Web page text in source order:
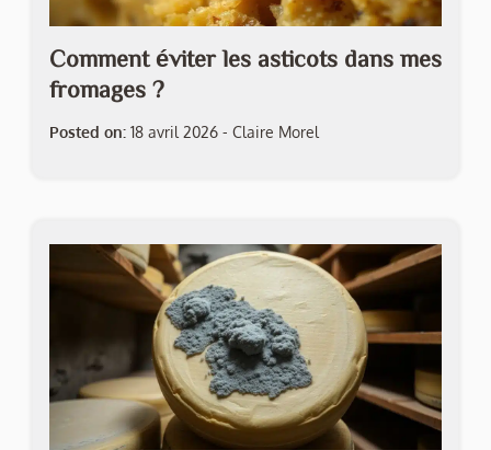
Comment éviter les asticots dans mes
fromages ?
Posted on: 18 avril 2026 - Claire Morel